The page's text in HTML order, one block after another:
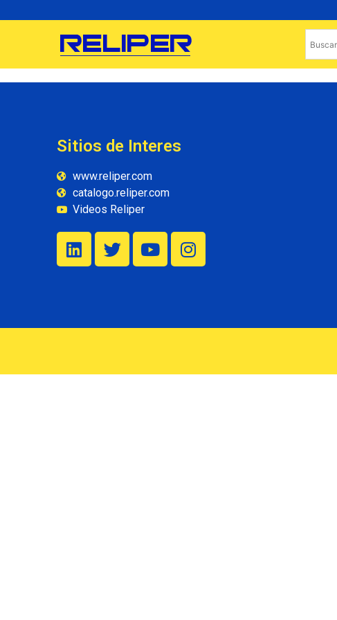
Sitios de Interes
www.reliper.com
catalogo.reliper.com
Videos Reliper